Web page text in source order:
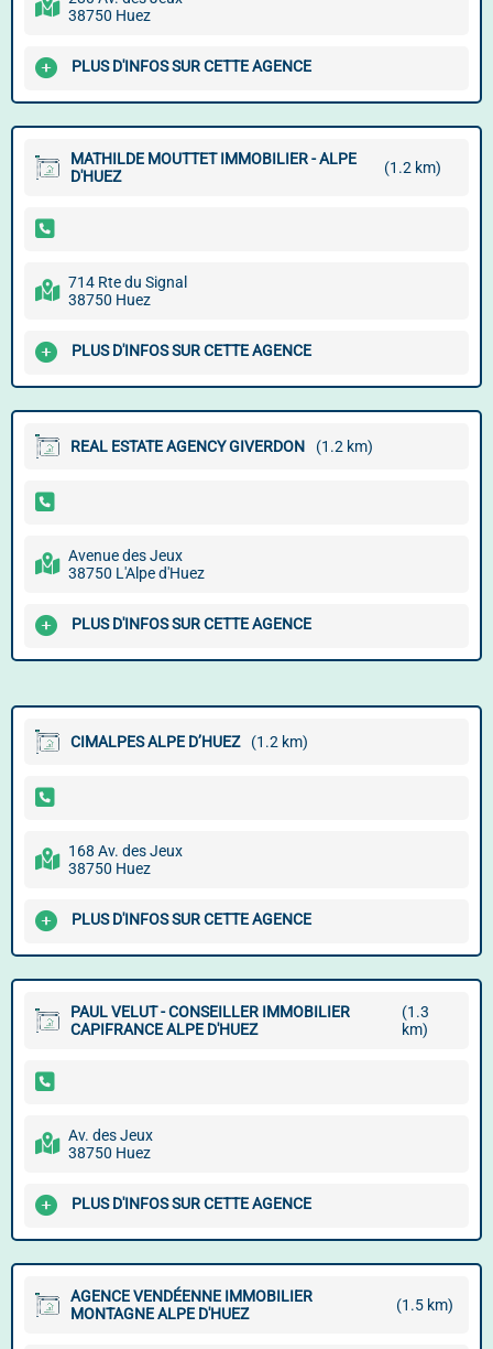
38750 Huez
PLUS D'INFOS SUR CETTE AGENCE
MATHILDE MOUTTET IMMOBILIER - ALPE
D'HUEZ
(1.2 km)
714 Rte du Signal
38750 Huez
PLUS D'INFOS SUR CETTE AGENCE
REAL ESTATE AGENCY GIVERDON (1.2 km)
Avenue des Jeux
38750 L'Alpe d'Huez
PLUS D'INFOS SUR CETTE AGENCE
CIMALPES ALPE D’HUEZ (1.2 km)
168 Av. des Jeux
38750 Huez
PLUS D'INFOS SUR CETTE AGENCE
PAUL VELUT - CONSEILLER IMMOBILIER
CAPIFRANCE ALPE D'HUEZ
(1.3
km)
Av. des Jeux
38750 Huez
PLUS D'INFOS SUR CETTE AGENCE
AGENCE VENDÉENNE IMMOBILIER
MONTAGNE ALPE D'HUEZ
(1.5 km)